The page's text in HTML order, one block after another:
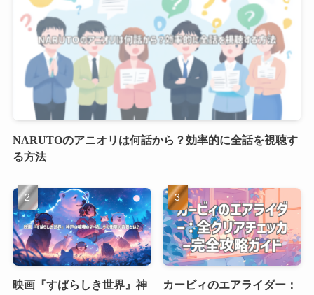
NARUTOのアニオリは何話から？効率的に全話を視聴す
る方法
映画『すばらしき世界』神
カービィのエアライダー：